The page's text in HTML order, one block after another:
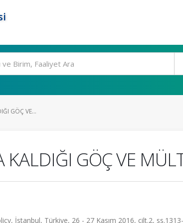
GÖÇ VE...
KALDIĞI GÖÇ VE
İstanbul, Türkiye, 26 - 27 Kasım 2016, cilt.2,